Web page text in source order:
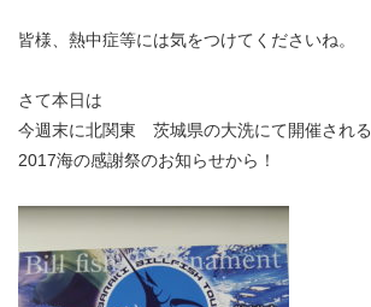
皆様、熱中症等には気をつけてくださいね。
さて本日は
今週末に北関東 茨城県の大洗にて開催される
2017海の感謝祭のお知らせから！